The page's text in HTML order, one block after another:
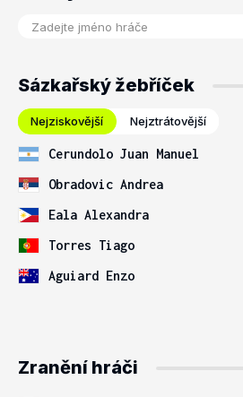
Sázkařský žebříček
Nejziskovější Nejztrátovější
Cerundolo Juan Manuel
Obradovic Andrea
Eala Alexandra
Torres Tiago
Aguiard Enzo
Zranění hráči